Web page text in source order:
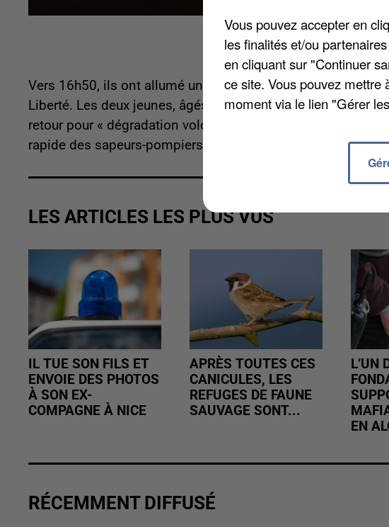
Vers 16h50, ils ont allumé un feu dans une poubelle dans
Liberté. Les deux jeunes, âgés de 16 ans, ont ensuite
retour pour « dégradation volontaire par incendie ». Aucun
rapide des sapeurs-pompiers. Mais les flammes auraient
LES ARTICLES LES PLUS VUS
IL TUE SON FILS ET
ENVOIE DES PHOTOS
À SON EX-
COMPAGNE À NICE
APRÈS TOUTES CES
CANICULES, LES
REFUGES DE FAUNE
SAUVAGE SONT...
L’UN
EN
RÉCEMMENT DIFFUSÉ
Vous pouvez accepter en
les finalités et/ou
en cliquant sur "Continuer
ce site. Vous pouvez mettre
moment via le lien "Gérer